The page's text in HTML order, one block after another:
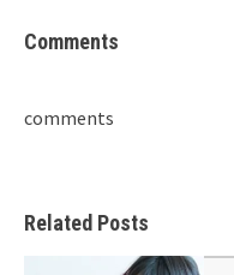
Comments
comments
Related Posts